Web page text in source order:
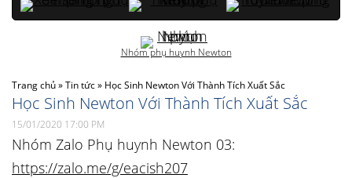
Trang chủ»Tin tức» Học Sinh Newton Với Thành Tích Xuất Sắc
Học Sinh Newton Với Thành Tích Xuất Sắc
15/01/2020 17:00 PM
Nhóm Zalo Phụ huynh Newton 03:
https://zalo.me/g/eacish207
Nhóm phụ huynh Newton